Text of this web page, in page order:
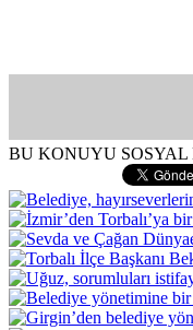
BU KONUYU